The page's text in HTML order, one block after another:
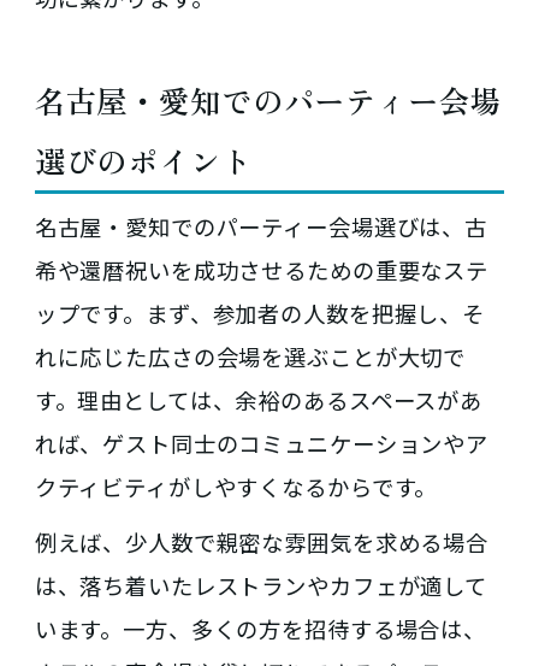
名古屋・愛知でのパーティー会場
選びのポイント
名古屋・愛知でのパーティー会場選びは、古
希や還暦祝いを成功させるための重要なステ
ップです。まず、参加者の人数を把握し、そ
れに応じた広さの会場を選ぶことが大切で
す。理由としては、余裕のあるスペースがあ
れば、ゲスト同士のコミュニケーションやア
クティビティがしやすくなるからです。
例えば、少人数で親密な雰囲気を求める場合
は、落ち着いたレストランやカフェが適して
います。一方、多くの方を招待する場合は、